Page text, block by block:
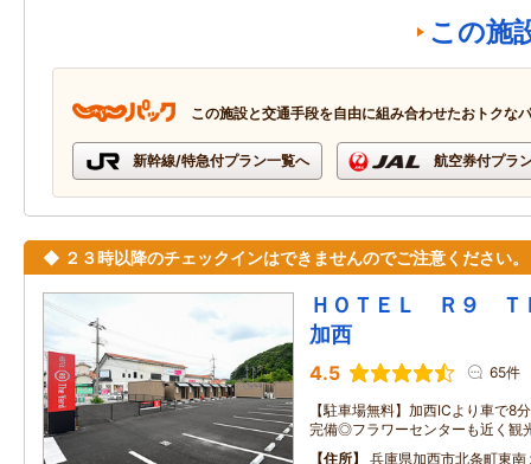
この施
この施設と交通手段を自由に組み合わせたおトクな
新幹線/特急付プラン一覧へ 航空券付プラ
◆ ２３時以降のチェックインはできませんのでご注意ください。
ＨＯＴＥＬ Ｒ９
加西
4.5 65件
【駐車場無料】加西ICより車で8
完備◎フラワーセンターも近く観
住所
兵庫県加西市北条町東南